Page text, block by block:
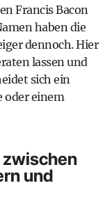
Francis Bacon
haben die
dennoch. Hier
lassen und
sich ein
oder einem
zwischen
und